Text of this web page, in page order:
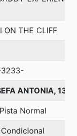
ON THE CLIFF
ANTONIA,
Pista Normal
Condicional